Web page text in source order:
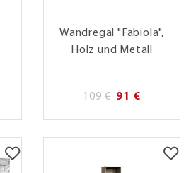
Wandregal "Fabiola",
Holz und Metall
109 € 91 €